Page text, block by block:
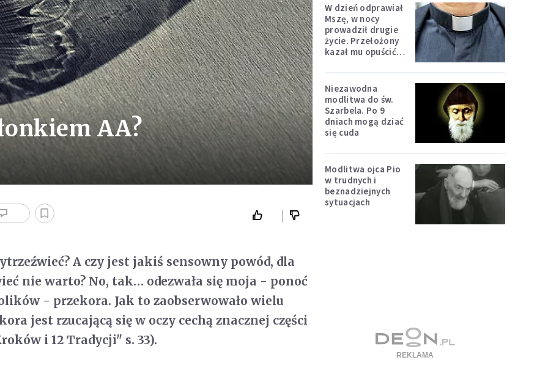
AA?
A czy jest jakiś sensowny powód, dla
nie warto? No, tak… odezwała się moja - ponoć
- przekora. Jak to zaobserwowało wielu
jest rzucającą się w oczy cechą znacznej części
i 12 Tradycji" s. 33).
W dzień odprawiał
Mszę, w nocy
prowadził drugie
życie. Przełożony
kazał mu opuścić
Niezawodna
modlitwa do św.
Szarbela. Po 9
dniach mogą dziać
się cuda
Modlitwa ojca Pio
w trudnych i
beznadziejnych
sytuacjach